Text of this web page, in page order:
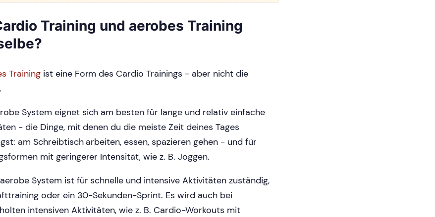
Training und aerobes Training
Trainingist eine Form des Cardio Trainings - aber nicht die
System eignet sich am besten für lange und relativ einfache
- die Dinge, mit denen du die meiste Zeit deines Tages
am Schreibtisch arbeiten, essen, spazieren gehen - und für
mit geringerer Intensität, wie z. B. Joggen.
System ist für schnelle und intensive Aktivitäten zuständig,
oder ein 30-Sekunden-Sprint. Es wird auch bei
intensiven Aktivitäten, wie z. B. Cardio-Workouts mit